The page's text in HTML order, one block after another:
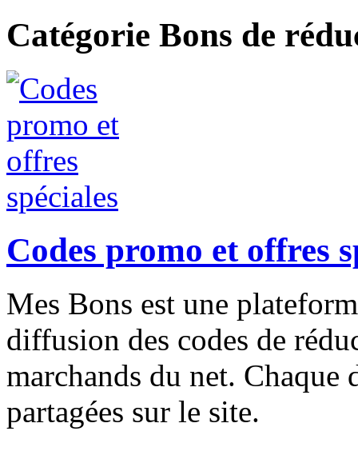
Catégorie Bons de
Codes promo et offres
Mes Bons est une
diffusion des codes de
marchands du net. Chaque
partagées sur le site.